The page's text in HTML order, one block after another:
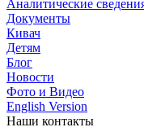
Аналитические
Документы
Кивач
Детям
Блог
Новости
Фото и Видео
English Version
Наши контакты